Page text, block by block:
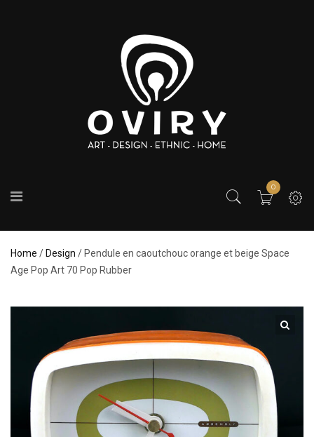
0
Home / Design / Pendule en caoutchouc orange et beige Space
Age Pop Art 70 Pop Rubber